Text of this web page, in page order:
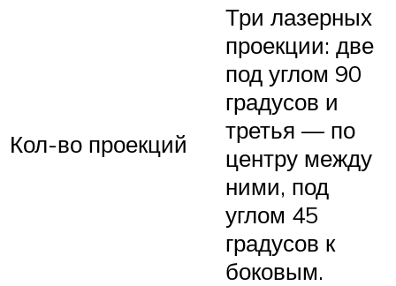
Кол-во проекций
Три лазерных
проекции: две
под углом 90
градусов и
третья — по
центру между
ними, под
углом 45
градусов к
боковым.